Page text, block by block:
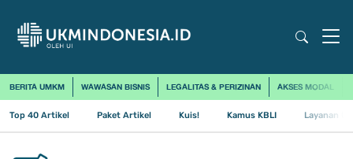
BERITA UMKM WAWASAN BISNIS LEGALITAS & PERIZINAN AKSES MODAL
Top 40 Artikel Paket Artikel Kuis! Kamus KBLI Layanan